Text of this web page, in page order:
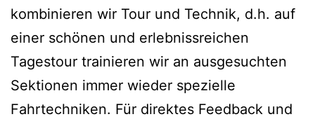
kombinieren wir Tour und Technik, d.h. auf
einer schönen und erlebnissreichen
Tagestour trainieren wir an ausgesuchten
Sektionen immer wieder spezielle
Fahrtechniken. Für direktes Feedback und